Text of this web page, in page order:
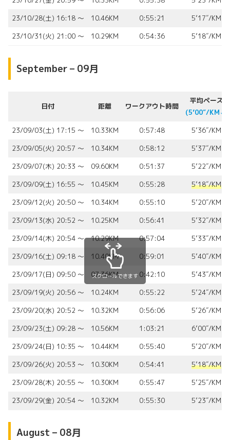
23/10/28(土) 16:18 〜
10.46KM 0:55:21
5’17″/KM
23/10/31(火) 21:00 〜
10.29KM 0:54:36 5’18″/KM
September – 09月
日付 距離 ワークアウト時間
平均ペース
(5’00″/KM⬇︎)
23/09/03(土) 17:15 〜
10.33KM 0:57:48
5’36″/KM
23/09/05(火) 20:57 〜
10.34KM 0:58:12
5’37″/KM
23/09/07(木) 20:33 〜
09.60KM 0:51:37
5’22″/KM
23/09/09(土) 16:55 〜
10.45KM 0:55:28
5’18″/KM
23/09/12(火) 20:50 〜
10.34KM 0:55:10
5’20″/KM
23/09/13(水) 20:52 〜
10.25KM 0:56:41
5’32″/KM
23/09/14(木) 20:54 〜
10.29KM 0:57:04
5’33″/KM
23/09/16(土) 09:18 〜
10.40KM 0:59:01
5’40″/KM
23/09/17(日) 09:50 〜
07.36KM 0:42:10
5’43″/KM
23/09/19(火) 20:56 〜
10.24KM 0:55:22
5’24″/KM
23/09/20(水) 20:52 〜
10.32KM 0:56:06
5’26″/KM
23/09/23(土) 09:28 〜
10.56KM 1:03:21
6’00″/KM
23/09/24(日) 10:35 〜
10.44KM 0:55:40
5’20″/KM
23/09/26(火) 20:53 〜
10.30KM 0:54:41
5’18″/KM
23/09/28(木) 20:55 〜
10.30KM 0:55:47
5’25″/KM
23/09/29(金) 20:54 〜
10.32KM 0:55:30 5’23″/KM
スクロールできます
August – 08月